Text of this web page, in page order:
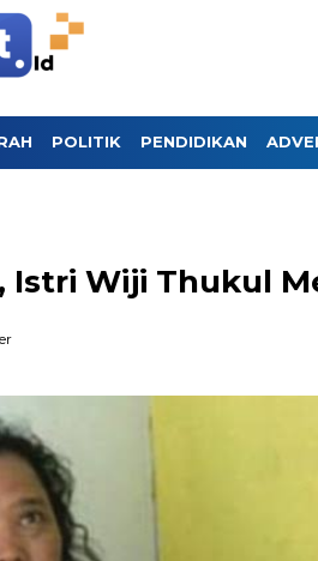
POLITIK PENDIDIKAN
Istri Wiji Thukul